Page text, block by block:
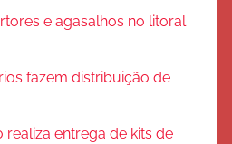
e agasalhos no litoral
fazem distribuição de
realiza entrega de kits de